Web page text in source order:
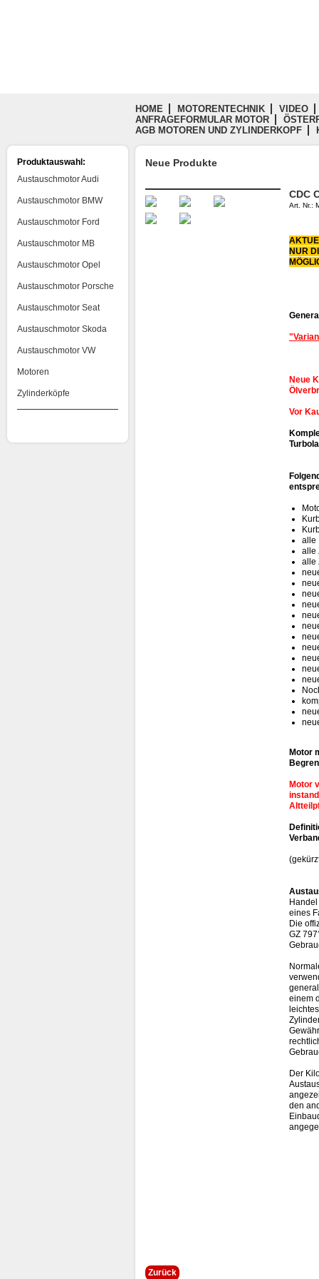
HOME MOTORENTECHNIK
VIDEO
ANFRAGEFORMULAR MOTOR
AGB MOTOREN UND ZYLINDERKOPF
Produktauswahl:
Austauschmotor Audi
Austauschmotor BMW
Austauschmotor Ford
Austauschmotor MB
Austauschmotor Opel
Austauschmotor Porsche
Austauschmotor Seat
Austauschmotor Skoda
Austauschmotor VW
Motoren
Zylinderköpfe
Neue Produkte
CDC
Art. Nr.:
NUR
"
Neue
Vor
alle
alle
alle
Motor
Motor
eines
Die
GZ
einem
Der
den
Zurück